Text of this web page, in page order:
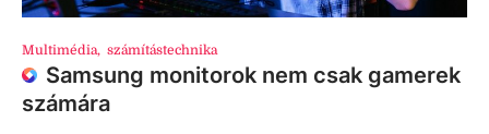
Multimédia, számítástechnika
Samsung monitorok nem csak gamerek
számára